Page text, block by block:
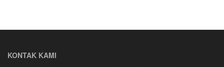
KONTAK KAMI